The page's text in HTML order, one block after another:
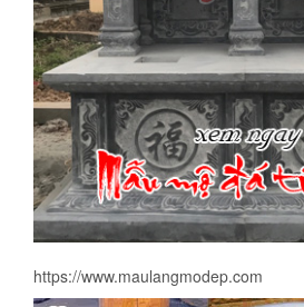
https://www.maulangmodep.com